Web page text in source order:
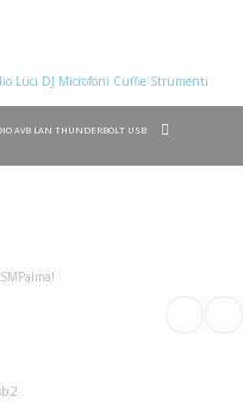
Luci DJ Microfoni Cuffie Strumenti
AVB LAN THUNDERBOLT USB